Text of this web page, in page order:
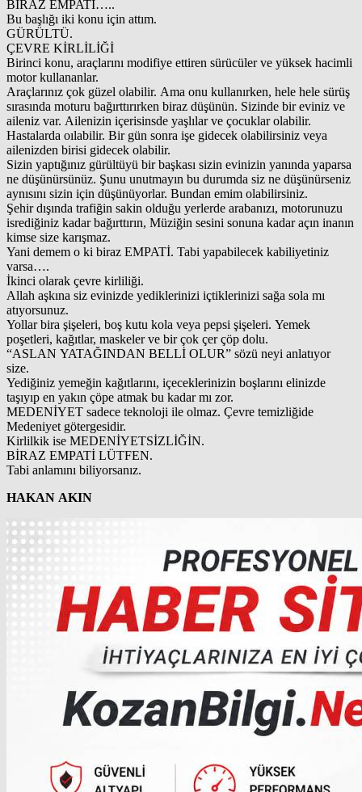
BİRAZ EMPATİ…..
Bu başlığı iki konu için attım.
GÜRÜLTÜ.
ÇEVRE KİRLİLİĞİ
Birinci konu, araçlarını modifiye ettiren sürücüler ve yüksek hacimli
motor kullananlar.
Araçlarınız çok güzel olabilir. Ama onu kullanırken, hele hele sürüş
sırasında moturu bağırttırırken biraz düşünün. Sizinde bir eviniz ve
aileniz var. Ailenizin içerisinsde yaşlılar ve çocuklar olabilir.
Hastalarda oılabilir. Bir gün sonra işe gidecek olabilirsiniz veya
ailenizden birisi gidecek olabilir.
Sizin yaptığınız gürültüyü bir başkası sizin evinizin yanında yaparsa
ne düşünürsünüz. Şunu unutmayın bu durumda siz ne düşünürseniz
aynısını sizin için düşünüyorlar. Bundan emim olabilirsiniz.
Şehir dışında trafiğin sakin olduğu yerlerde arabanızı, motorunuzu
isrediğiniz kadar bağırttırın, Müziğin sesini sonuna kadar açın inanın
kimse size karışmaz.
Yani demem o ki biraz EMPATİ. Tabi yapabilecek kabiliyetiniz
varsa….
İkinci olarak çevre kirliliği.
Allah aşkına siz evinizde yediklerinizi içtiklerinizi sağa sola mı
atıyorsunuz.
Yollar bira şişeleri, boş kutu kola veya pepsi şişeleri. Yemek
poşetleri, kağıtlar, maskeler ve bir çok çer çöp dolu.
“ASLAN YATAĞINDAN BELLİ OLUR” sözü neyi anlatıyor
size.
Yediğiniz yemeğin kağıtlarını, içeceklerinizin boşlarını elinizde
taşıyıp en yakın çöpe atmak bu kadar mı zor.
MEDENİYET sadece teknoloji ile olmaz. Çevre temizliğide
Medeniyet götergesidir.
Kirlilkik ise MEDENİYETSİZLİĞİN.
BİRAZ EMPATİ LÜTFEN.
Tabi anlamını biliyorsanız.
HAKAN AKIN